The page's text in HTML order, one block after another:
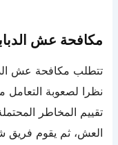
مكافحة عش
تتطلب مكافحة عش
نظرا لصعوبة التعامل
تقييم المخاطر
العش، ثم يقوم فريق